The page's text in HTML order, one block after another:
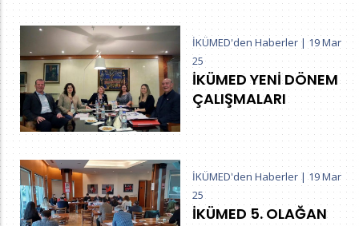
İKÜMED'den Haberler |19 Mar
25
İKÜMED YENİ DÖNEM
ÇALIŞMALARI
İKÜMED'den Haberler |19 Mar
25
İKÜMED 5. OLAĞAN